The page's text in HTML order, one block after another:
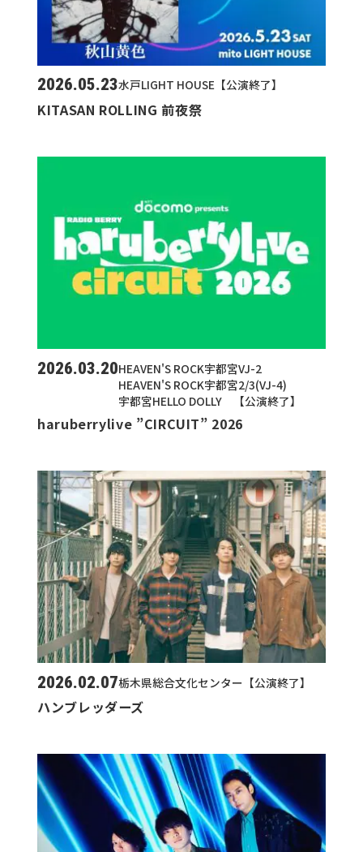
2026.05.23水戸LIGHT HOUSE【公演終了】
KITASAN ROLLING 前夜祭
2026.03.20HEAVEN'S ROCK宇都宮VJ-2
HEAVEN'S ROCK宇都宮2/3(VJ-4)
宇都宮HELLO DOLLY 【公演終了】
haruberrylive ”CIRCUIT” 2026
2026.02.07栃木県総合文化センター【公演終了】
ハンブレッダーズ